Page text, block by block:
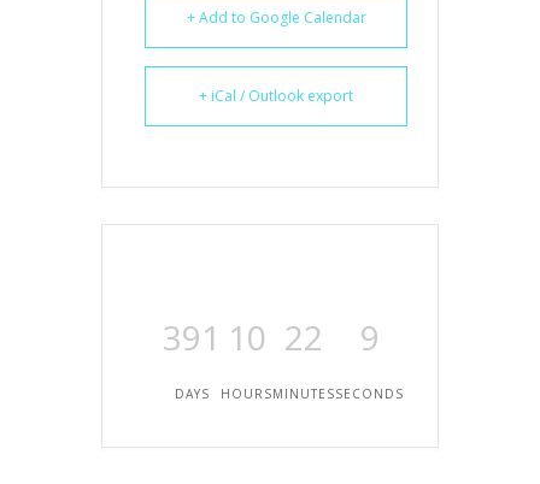
+ Add to Google Calendar
+ iCal / Outlook export
391
DAYS
10
HOURS
22
MINUTES
8
SECONDS